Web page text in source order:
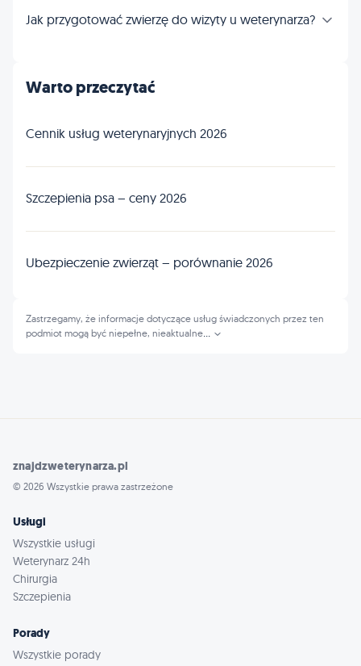
Jak przygotować zwierzę do wizyty u weterynarza?
Warto przeczytać
Cennik usług weterynaryjnych 2026
Szczepienia psa – ceny 2026
Ubezpieczenie zwierząt – porównanie 2026
Zastrzegamy, że informacje dotyczące usług świadczonych przez ten
podmiot mogą być niepełne, nieaktualne
znajdzweterynarza.pl
© 2026 Wszystkie prawa zastrzeżone
Usługi
Wszystkie usługi
Weterynarz 24h
Chirurgia
Szczepienia
Porady
Wszystkie porady